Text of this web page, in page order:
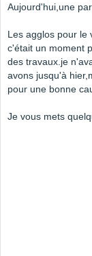
Aujourd'hui,une
Les agglos pour le
c'était un moment
des travaux.je
avons jusqu'à
pour une bonne
Je vous mets